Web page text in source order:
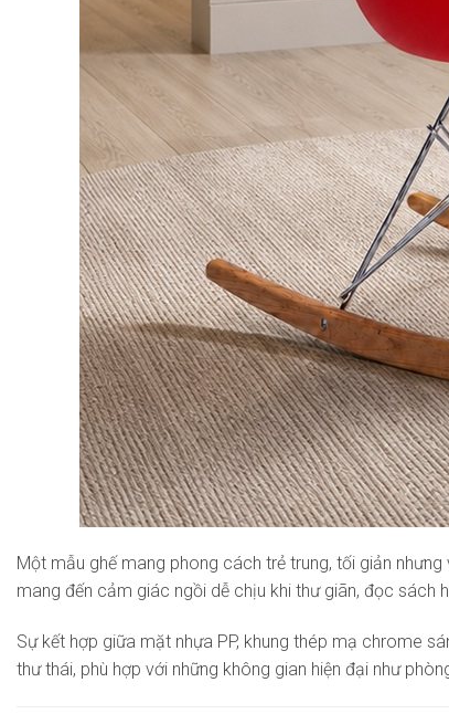
Một mẫu ghế mang phong cách trẻ trung, tối giản
mang đến cảm giác ngồi dễ chịu khi thư giãn, đọc sách
Sự kết hợp giữa mặt nhựa PP, khung thép mạ chrome
thư thái, phù hợp với những không gian hiện đại như